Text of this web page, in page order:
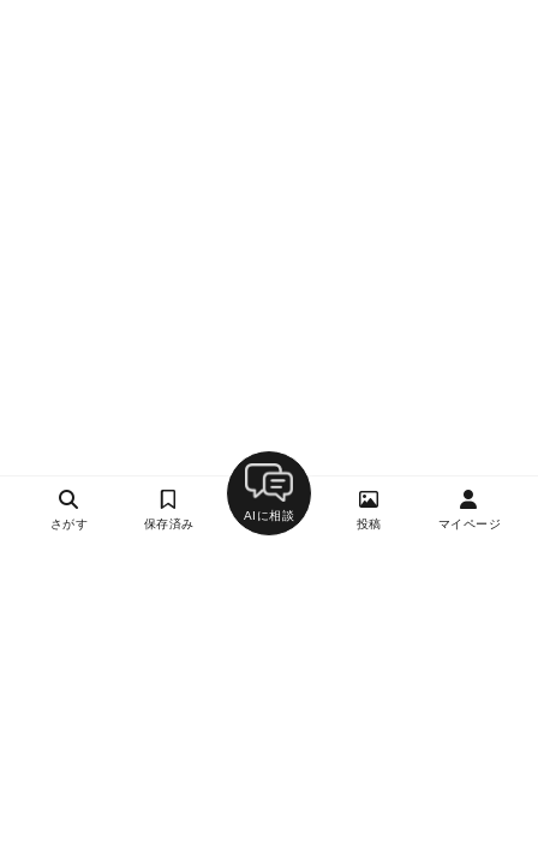
さがす 保存済み
AIに相談
投稿 マイページ